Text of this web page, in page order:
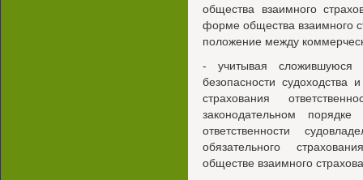
общества взаимного
форме общества взаимного
положение между
- учитывая сложившуюся
безопасности судоходства
страхования
законодательном порядке
ответственности
обязательного
обществе взаимного